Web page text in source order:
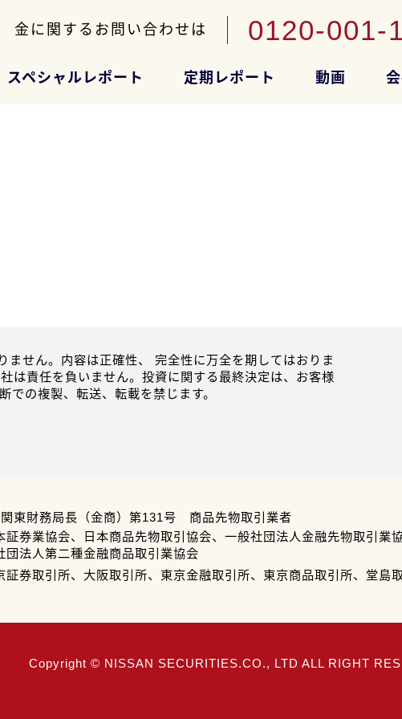
金に関するお問い合わせは 0120-001-
スペシャルレポート 定期レポート 動画
せん。内容は正確性、 完全性に万全を期してはおりま
は責任を負いません。投資に関する最終決定は、お客様
の複製、転送、転載を禁じます。
東財務局長（金商）第131号 商品先物取引業者
証券業協会、日本商品先物取引協会、一般社団法人金融先物取引業
団法人第二種金融商品取引業協会
証券取引所、大阪取引所、東京金融取引所、東京商品取引所、堂島
Copyright © NISSAN SECURITIES.CO., LTD ALL RIGHT